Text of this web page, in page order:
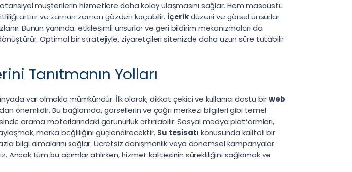
müşterilerin hizmetlere daha kolay ulaşmasını sağlar. Hem masaüstü
artırır ve zaman zaman gözden kaçabilir. İçerikdüzeni ve görsel unsurlar
Bunun yanında, etkileşimli unsurlar ve geri bildirim mekanizmaları da
Optimal bir stratejiyle, ziyaretçileri sitenizde daha uzun süre tutabilir
Tanıtmanın Yolları
var olmakla mümkündür. İlk olarak, dikkat çekici ve kullanıcı dostu birweb
önemlidir. Bu bağlamda, görsellerin ve çağrı merkezi bilgileri gibi temel
arama motorlarındaki görünürlük artırılabilir. Sosyal medya platformları,
marka bağlılığını güçlendirecektir. Su tesisatı konusunda kaliteli bir
bilgi almalarını sağlar. Ücretsiz danışmanlık veya dönemsel kampanyalar
Ancak tüm bu adımlar atılırken, hizmet kalitesinin sürekliliğini sağlamak ve